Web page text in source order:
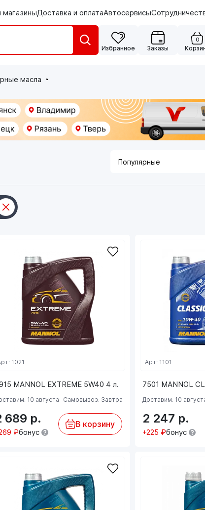
магазиныДоставка и оплатаАвтосервисы
Избранное Заказы
0
масла
MANNOL EXTREME 5W40 4 л.
1021
10 августа Самовывоз: Завтра
689 р.
₽бонус
В корзину
7501 MANNOL
Арт: 1101
Доставим: 10
2 247 р.
+225 ₽бонус